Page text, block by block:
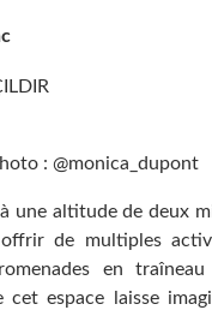
: @monica_dupont
une altitude de deux
de multiples
en
cet espace laisse